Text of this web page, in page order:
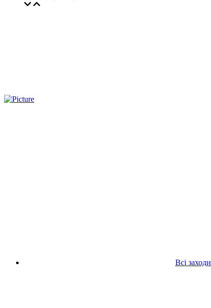
Всі заходи